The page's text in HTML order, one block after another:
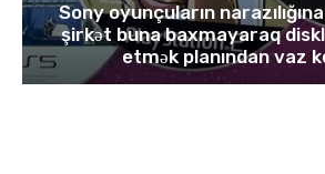
Sony oyunçuların
şirkət buna baxmayaraq
etmək planından vaz